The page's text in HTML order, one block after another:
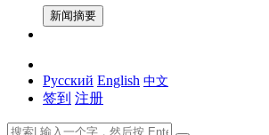
新闻摘要
Русский English 中文
签到 注册